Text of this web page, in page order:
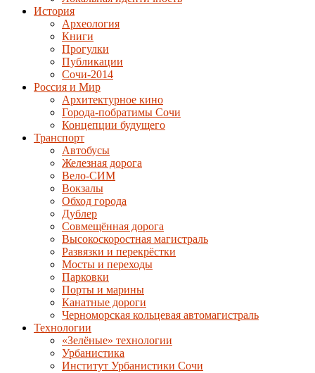
История
Археология
Книги
Прогулки
Публикации
Сочи-2014
Россия и Мир
Архитектурное кино
Города-побратимы Сочи
Концепции будущего
Транспорт
Автобусы
Железная дорога
Вело-СИМ
Вокзалы
Обход города
Дублер
Совмещённая дорога
Высокоскоростная магистраль
Развязки и перекрёстки
Мосты и переходы
Парковки
Порты и марины
Канатные дороги
Черноморская кольцевая автомагистраль
Технологии
«Зелёные» технологии
Урбанистика
Институт Урбанистики Сочи